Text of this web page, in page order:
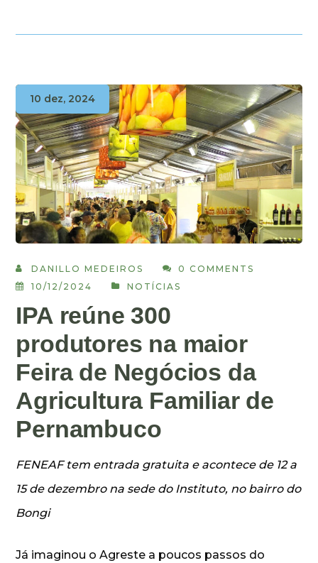
10 dez, 2024
DANILLO MEDEIROS
0 COMMENTS
10/12/2024
NOTÍCIAS
IPA reúne 300
produtores na maior
Feira de Negócios da
Agricultura Familiar de
Pernambuco
FENEAF tem entrada gratuita e acontece de 12 a
15 de dezembro na sede do Instituto, no bairro do
Bongi
Já imaginou o Agreste a poucos passos do